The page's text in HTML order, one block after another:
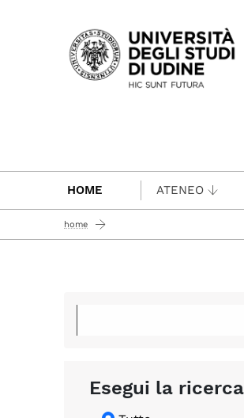
Passa al contenuto
HOME ATENEO
home
Esegui la